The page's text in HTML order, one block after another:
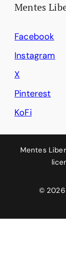
Mentes
Facebook
Instagram
X
Pinterest
KoFi
Mentes
© 2026